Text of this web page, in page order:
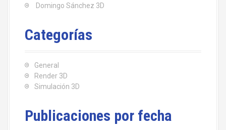
Domingo Sánchez 3D
Categorías
General
Render 3D
Simulación 3D
Publicaciones por fecha